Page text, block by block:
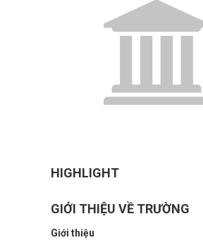
HIGHLIGHT
GIỚI THIỆU VỀ TRƯỜNG
Giới thiệu